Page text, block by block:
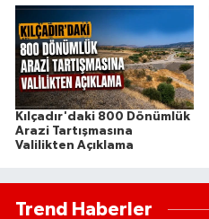
Kılçadır'daki 800 Dönümlük
Arazi Tartışmasına
Valilikten Açıklama
Trend Haberler